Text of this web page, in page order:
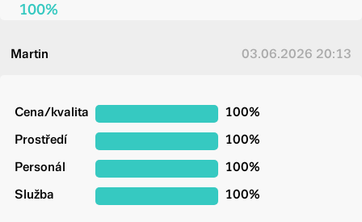
100%
Martin 03.06.2026 20:13
Cena/kvalita
100%
Prostředí
100%
Personál
100%
Služba
100%